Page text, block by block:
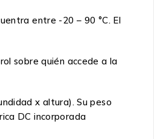
entre -20 – 90 °C. El
sobre quién accede a la
x altura). Su peso
DC incorporada